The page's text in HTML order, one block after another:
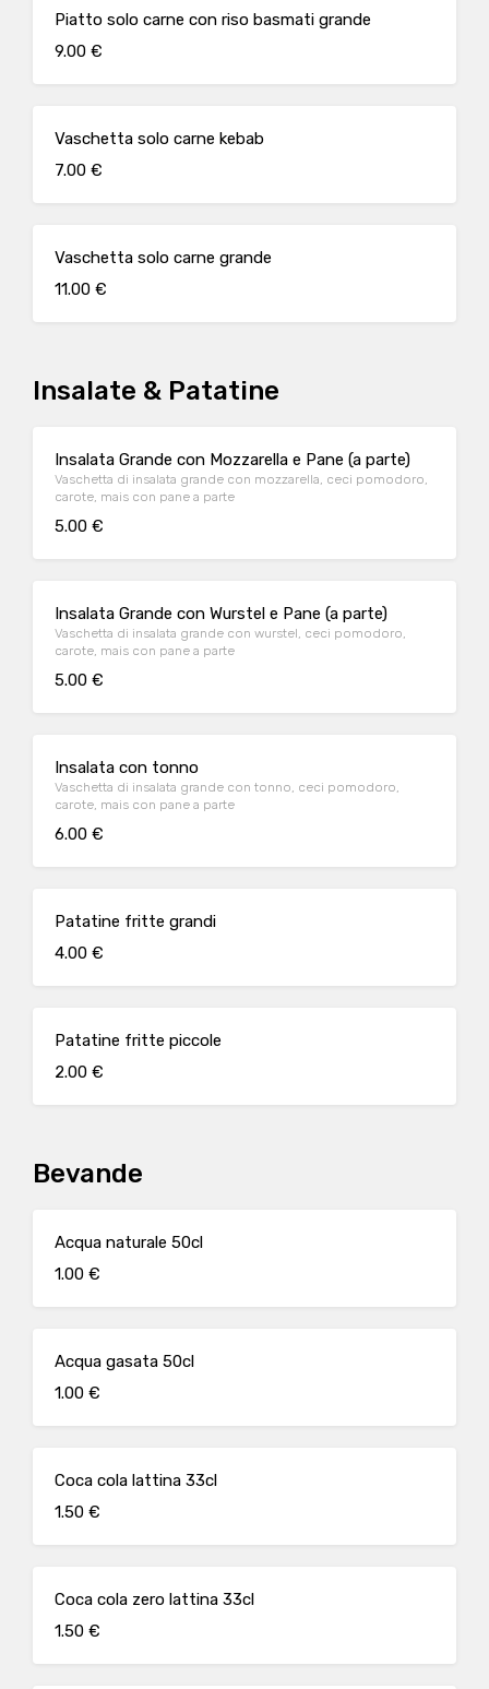
Piatto solo carne con riso basmati grande
9.00 €
Vaschetta solo carne kebab
7.00 €
Vaschetta solo carne grande
11.00 €
Insalate & Patatine
Insalata Grande con Mozzarella e Pane (a parte)
Vaschetta di insalata grande con mozzarella, ceci pomodoro,
carote, mais con pane a parte
5.00 €
Insalata Grande con Wurstel e Pane (a parte)
Vaschetta di insalata grande con wurstel, ceci pomodoro,
carote, mais con pane a parte
5.00 €
Insalata con tonno
Vaschetta di insalata grande con tonno, ceci pomodoro,
carote, mais con pane a parte
6.00 €
Patatine fritte grandi
4.00 €
Patatine fritte piccole
2.00 €
Bevande
Acqua naturale 50cl
1.00 €
Acqua gasata 50cl
1.00 €
Coca cola lattina 33cl
1.50 €
Coca cola zero lattina 33cl
1.50 €